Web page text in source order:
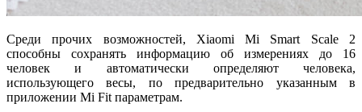
Среди прочих возможностей, Xiaomi Mi Smart Scale 2
способны сохранять информацию об измерениях до 16
человек и автоматически определяют человека,
использующего весы, по предварительно указанным в
приложении Mi Fit параметрам.